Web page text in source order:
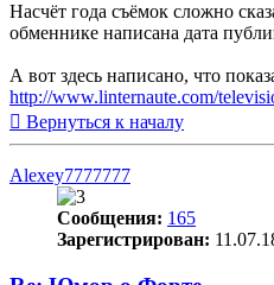
Насчёт года съёмок сложно
обменнике написана дата
А вот здесь написано, что
http://www.linternaute.com/
Вернуться к началу
Alexey7777777
Сообщения: 165
Зарегистрирован: